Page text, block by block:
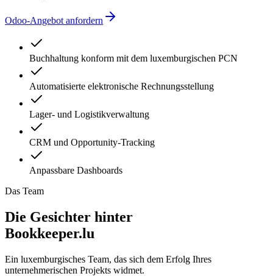
Odoo-Angebot anfordern
Buchhaltung konform mit dem luxemburgischen PCN
Automatisierte elektronische Rechnungsstellung
Lager- und Logistikverwaltung
CRM und Opportunity-Tracking
Anpassbare Dashboards
Das Team
Die Gesichter hinter
Bookkeeper.lu
Ein luxemburgisches Team, das sich dem Erfolg Ihres
unternehmerischen Projekts widmet.